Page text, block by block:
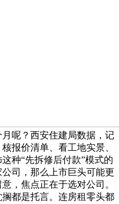
呢？西安住建局数据，记
报价清单、看工地实景、
种“先拆修后付款”模式的
司，那么上市巨头可能更
，焦点正在于选对公司。
都是托言。连房租零头都